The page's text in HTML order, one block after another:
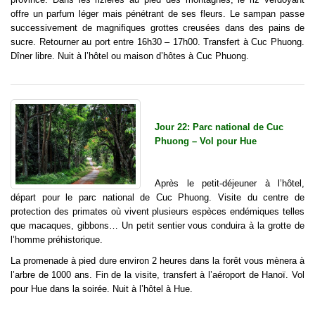
offre un parfum léger mais pénétrant de ses fleurs. Le sampan passe
successivement de magnifiques grottes creusées dans des pains de
sucre. Retourner au port entre 16h30 – 17h00. Transfert à Cuc Phuong.
Dîner libre. Nuit à l’hôtel ou maison d’hôtes à Cuc Phuong.
Jour 22: Parc national de Cuc
Phuong – Vol pour Hue
Après le petit-déjeuner à l’hôtel,
départ pour le parc national de Cuc Phuong. Visite du centre de
protection des primates où vivent plusieurs espèces endémiques telles
que macaques, gibbons… Un petit sentier vous conduira à la grotte de
l’homme préhistorique.
La promenade à pied dure environ 2 heures dans la forêt vous mènera à
l’arbre de 1000 ans. Fin de la visite, transfert à l’aéroport de Hanoï. Vol
pour Hue dans la soirée. Nuit à l’hôtel à Hue.